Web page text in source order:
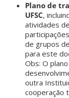
Plano de
UFSC,
atividades
de grupos
para este
Obs: O
outra
cooperação